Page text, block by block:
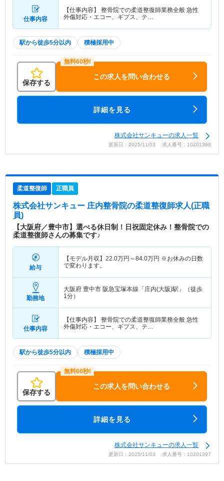
仕事内容
【仕事内容】 整骨院での柔道整復師業務全般 急性
外傷対応・エコー、ギプス、テ…
駅から徒歩5分以内 積極採用中
保存する
この求人を問い合わせる
詳細を見る
株式会社サンキューの求人一覧
更新日：2025/11/03 求人番号：10201398
柔道整復師 正職員
株式会社サンキュー 庄内整骨院の柔道整復師求人(正職
員)
【大阪府／豊中市】選べる休日制！日祝固定休み！整骨院での
柔道整復師さんの募集です♪
給与
【モデル月収】 22.0万円～84.0万円 ※お休みの日数
で変わります。
勤務地
大阪府 豊中市 阪急宝塚本線「庄内(大阪)駅」（徒歩
1分）
仕事内容
【仕事内容】 整骨院での柔道整復師業務全般 急性
外傷対応・エコー、ギプス、テ…
駅から徒歩5分以内 積極採用中
保存する
この求人を問い合わせる
詳細を見る
株式会社サンキューの求人一覧
更新日：2025/11/03 求人番号：10201397